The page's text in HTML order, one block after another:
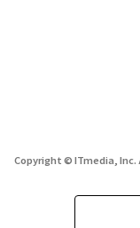
Copyright © ITmedia, Inc.